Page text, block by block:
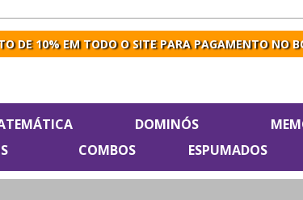
DE 10% EM TODO O SITE PARA PAGAMENTO NO
DOMINÓS
COMBOS ESPUMADOS